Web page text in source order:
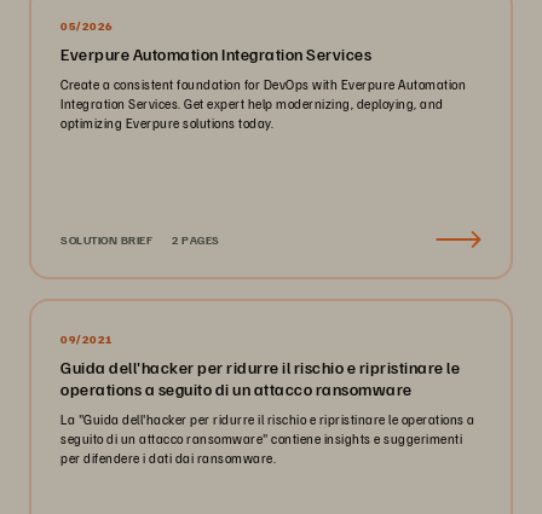
05/2026
Everpure Automation Integration Services
Create a consistent foundation for DevOps with Everpure Automation
Integration Services. Get expert help modernizing, deploying, and
optimizing Everpure solutions today.
SOLUTION BRIEF 2 PAGES
09/2021
Guida dell'hacker per ridurre il rischio e ripristinare le
operations a seguito di un attacco ransomware
La "Guida dell'hacker per ridurre il rischio e ripristinare le operations a
seguito di un attacco ransomware" contiene insights e suggerimenti
per difendere i dati dai ransomware.